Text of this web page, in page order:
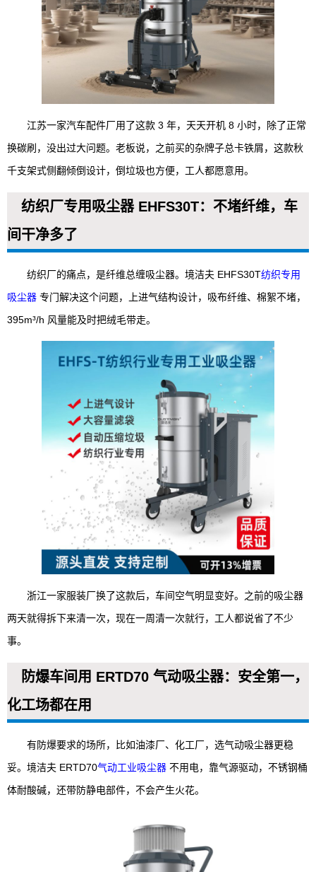
江苏一家汽车配件厂用了这款 3 年，天天开机 8 小时，除了正常
换碳刷，没出过大问题。老板说，之前买的杂牌子总卡铁屑，这款秋
千支架式侧翻倾倒设计，倒垃圾也方便，工人都愿意用。
纺织厂专用吸尘器 EHFS30T：不堵纤维，车
间干净多了
纺织厂的痛点，是纤维总缠吸尘器。境洁夫 EHFS30T纺织专用
吸尘器 专门解决这个问题，上进气结构设计，吸布纤维、棉絮不堵，
395m³/h 风量能及时把绒毛带走。
浙江一家服装厂换了这款后，车间空气明显变好。之前的吸尘器
两天就得拆下来清一次，现在一周清一次就行，工人都说省了不少
事。
防爆车间用 ERTD70 气动吸尘器：安全第一，
化工场都在用
有防爆要求的场所，比如油漆厂、化工厂，选气动吸尘器更稳
妥。境洁夫 ERTD70气动工业吸尘器 不用电，靠气源驱动，不锈钢桶
体耐酸碱，还带防静电部件，不会产生火花。